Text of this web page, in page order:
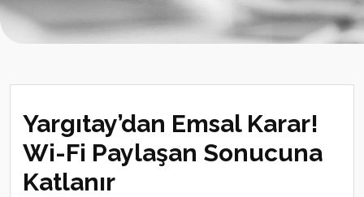
Yargıtay’dan Emsal Karar!
Wi-Fi Paylaşan Sonucuna
Katlanır